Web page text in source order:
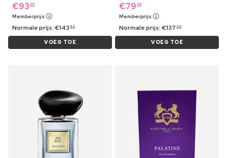
€93 39
Memberprijs
Normale prijs:€143 89
VOEG TOE
€79 39
Memberprijs
Normale prijs:€137 99
VOEG TOE